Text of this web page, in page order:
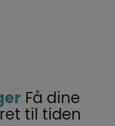
Få dine
til tiden